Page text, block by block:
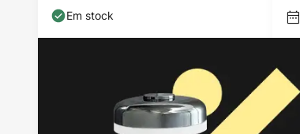
Em stock